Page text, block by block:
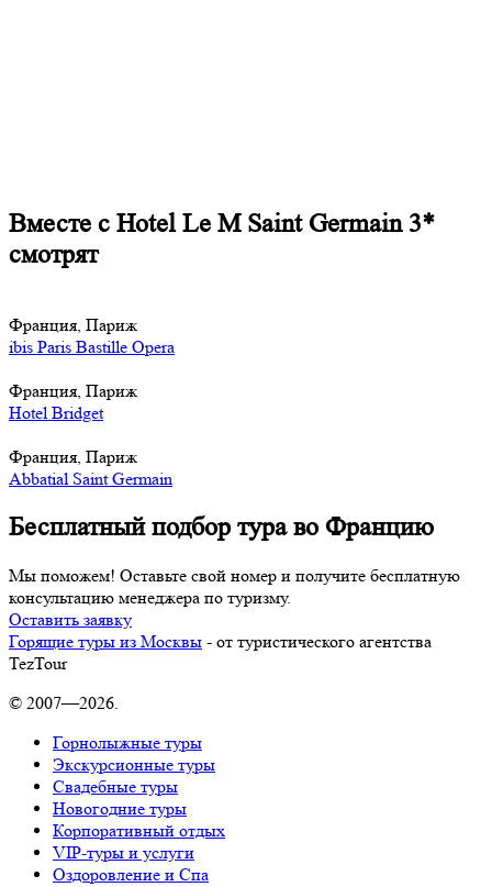
Вместе с Hotel Le M Saint Germain 3*
смотрят
Франция, Париж
ibis Paris Bastille Opera
Франция, Париж
Hotel Bridget
Франция, Париж
Abbatial Saint Germain
Бесплатный подбор тура во Францию
Мы поможем! Оставьте свой номер и получите бесплатную
консультацию менеджера по туризму.
Оставить заявку
Горящие туры из Москвы - от туристического агентства
TezTour
© 2007—2026.
Горнолыжные туры
Экскурсионные туры
Свадебные туры
Новогодние туры
Корпоративный отдых
VIP-туры и услуги
Оздоровление и Спа